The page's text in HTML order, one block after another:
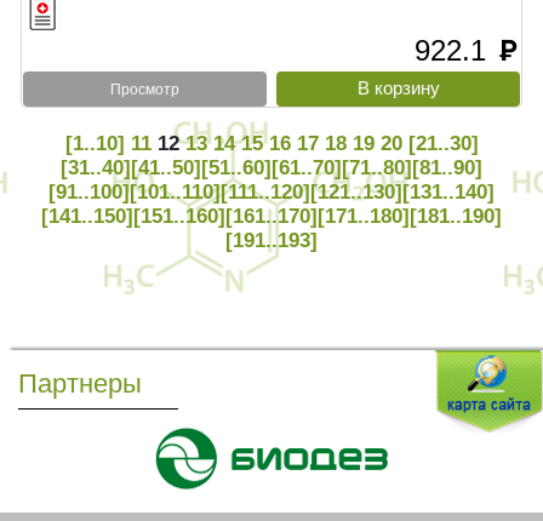
922.1 руб
Просмотр
[1..10] 11 12 13 14 15 16 17 18 19 20 [21..30]
[31..40][41..50][51..60][61..70][71..80][81..90]
[91..100][101..110][111..120][121..130][131..140]
[141..150][151..160][161..170][171..180][181..190]
[191..193]
Партнеры